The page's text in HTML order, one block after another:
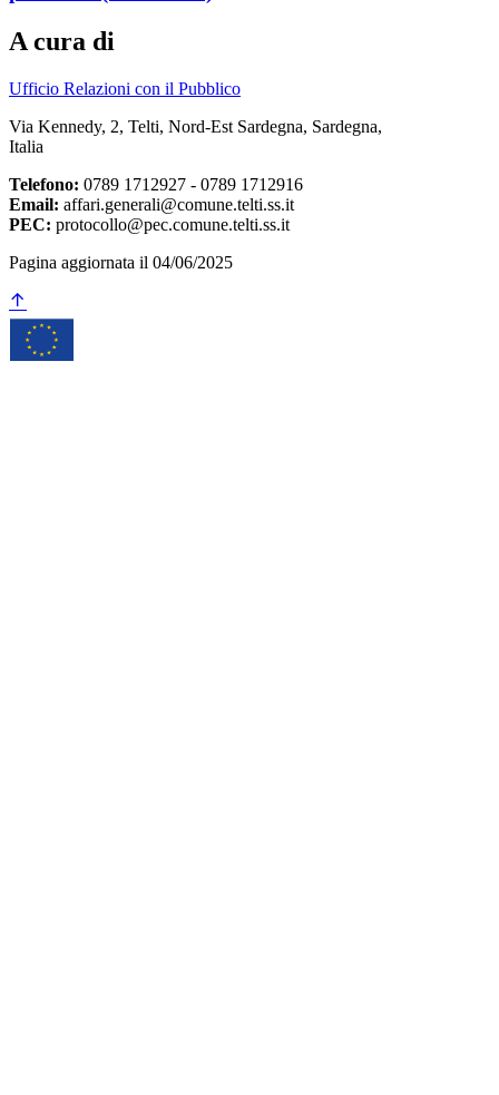
A cura di
Ufficio Relazioni con il Pubblico
Via Kennedy, 2, Telti, Nord-Est Sardegna, Sardegna,
Italia
Telefono: 0789 1712927 - 0789 1712916
Email: affari.generali@comune.telti.ss.it
PEC: protocollo@pec.comune.telti.ss.it
Pagina aggiornata il 04/06/2025